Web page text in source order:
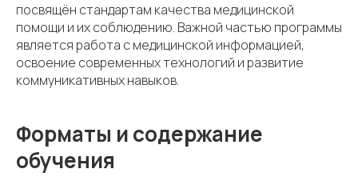
посвящён стандартам качества медицинской
помощи и их соблюдению. Важной частью программы
является работа с медицинской информацией,
освоение современных технологий и развитие
коммуникативных навыков.
Форматы и содержание
обучения